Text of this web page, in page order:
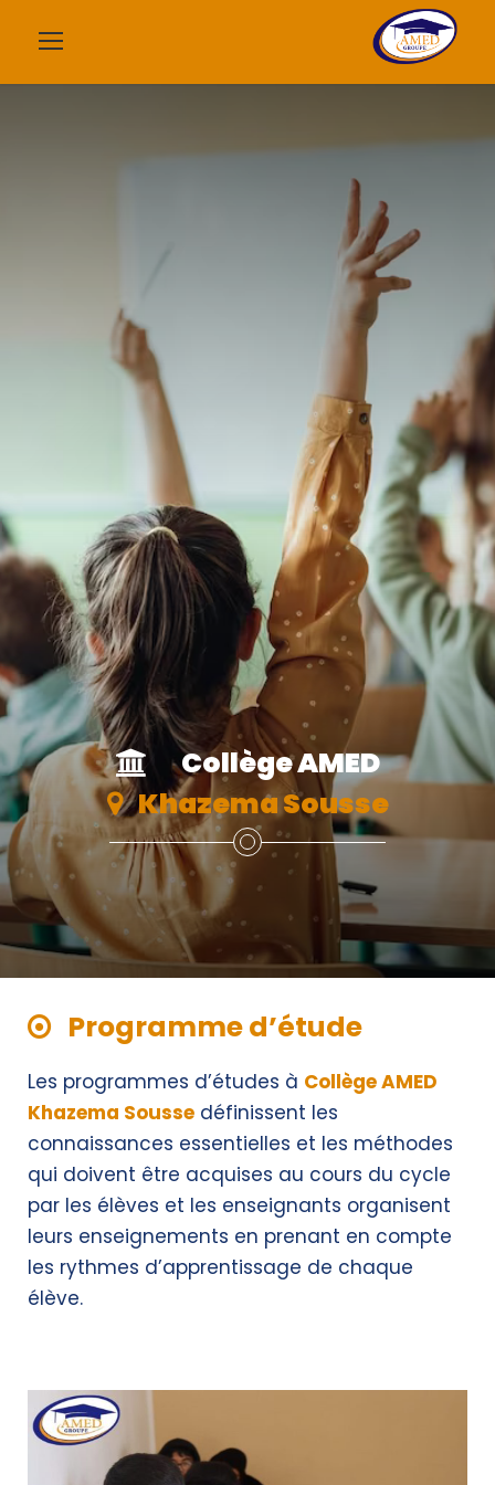
Collège AMED
Khazema Sousse
Programme d’étude
Les programmes d’études à Collège AMED
Khazema Sousse définissent les
connaissances essentielles et les méthodes
qui doivent être acquises au cours du cycle
par les élèves et les enseignants organisent
leurs enseignements en prenant en compte
les rythmes d’apprentissage de chaque
élève.